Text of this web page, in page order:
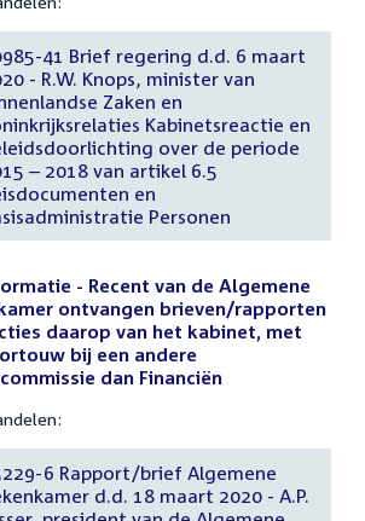
41 Brief regering d.d. 6 maart
- R.W. Knops, minister van
Zaken en
Kabinetsreactie en
over de periode
– 2018 van artikel 6.5
en
Personen
- Recent van de Algemene
ontvangen brieven/rapporten
daarop van het kabinet, met
bij een andere
dan Financiën
6 Rapport/brief Algemene
d.d. 18 maart 2020 - A.P.